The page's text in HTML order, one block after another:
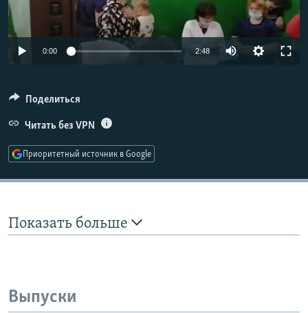
РАСПИСАНИЕ ВЕЩАНИЯ
ПОДПИШИТЕСЬ НА РАССЫЛКУ
Auto
720p
0:00 2:48
Поделиться
Читать без VPN
Приоритетный источник в Google
Показать больше
Выпуски